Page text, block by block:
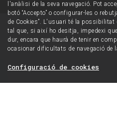
l'anàlisi de la seva navegació. Pot
botó “Accepto” o configurar-les o
de Cookies”. L'usuari té la possibilitat
tal que, si així ho desitja, impedexi
dur, encara que haurà de tenir en
ocasionar dificultats de navegació de
Configuració de cookies